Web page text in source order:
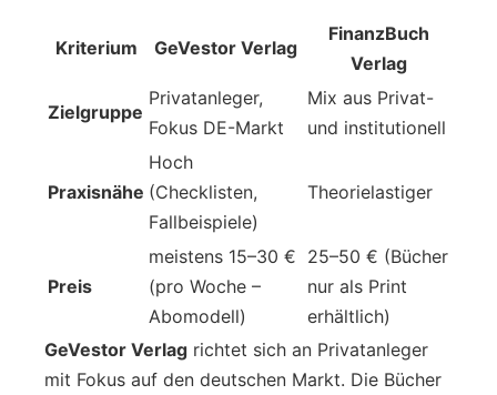
Kriterium GeVestor Verlag
FinanzBuch
Verlag
Zielgruppe
Privatanleger,
Fokus DE-Markt
Mix aus Privat-
und institutionell
Praxisnähe
Hoch
(Checklisten,
Fallbeispiele)
Theorielastiger
Preis
meistens 15–30 €
(pro Woche –
Abomodell)
25–50 € (Bücher
nur als Print
erhältlich)
GeVestor Verlag richtet sich an Privatanleger
mit Fokus auf den deutschen Markt. Die Bücher